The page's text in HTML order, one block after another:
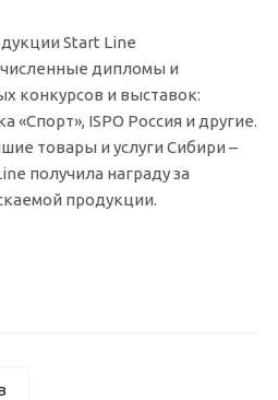
Start Line
дипломы и
конкурсов и выставок:
ISPO Россия и другие.
товары и услуги Сибири –
получила награду за
продукции.